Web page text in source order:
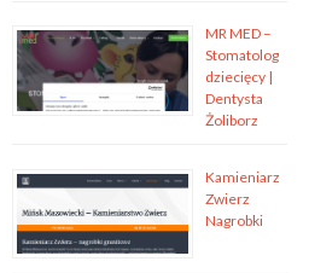
MR MED –
Stomatolog
dziecięcy |
Dentysta
Żoliborz
Kamieniarz
Zwierz
Nagrobki